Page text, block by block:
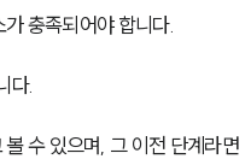
충족되어야 합니다.
다.
수 있으며, 그 이전 단계라면